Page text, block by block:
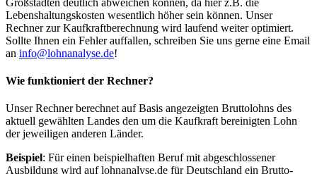
Großstädten deutlich abweichen können, da hier z.B. die
Lebenshaltungskosten wesentlich höher sein können. Unser
Rechner zur Kaufkraftberechnung wird laufend weiter optimiert.
Sollte Ihnen ein Fehler auffallen, schreiben Sie uns gerne eine Email
an info@lohnanalyse.de!
Wie funktioniert der Rechner?
Unser Rechner berechnet auf Basis angezeigten Bruttolohns des
aktuell gewählten Landes den um die Kaufkraft bereinigten Lohn
der jeweiligen anderen Länder.
Beispiel: Für einen beispielhaften Beruf mit abgeschlossener
Ausbildung wird auf lohnanalyse.de für Deutschland ein Brutto-